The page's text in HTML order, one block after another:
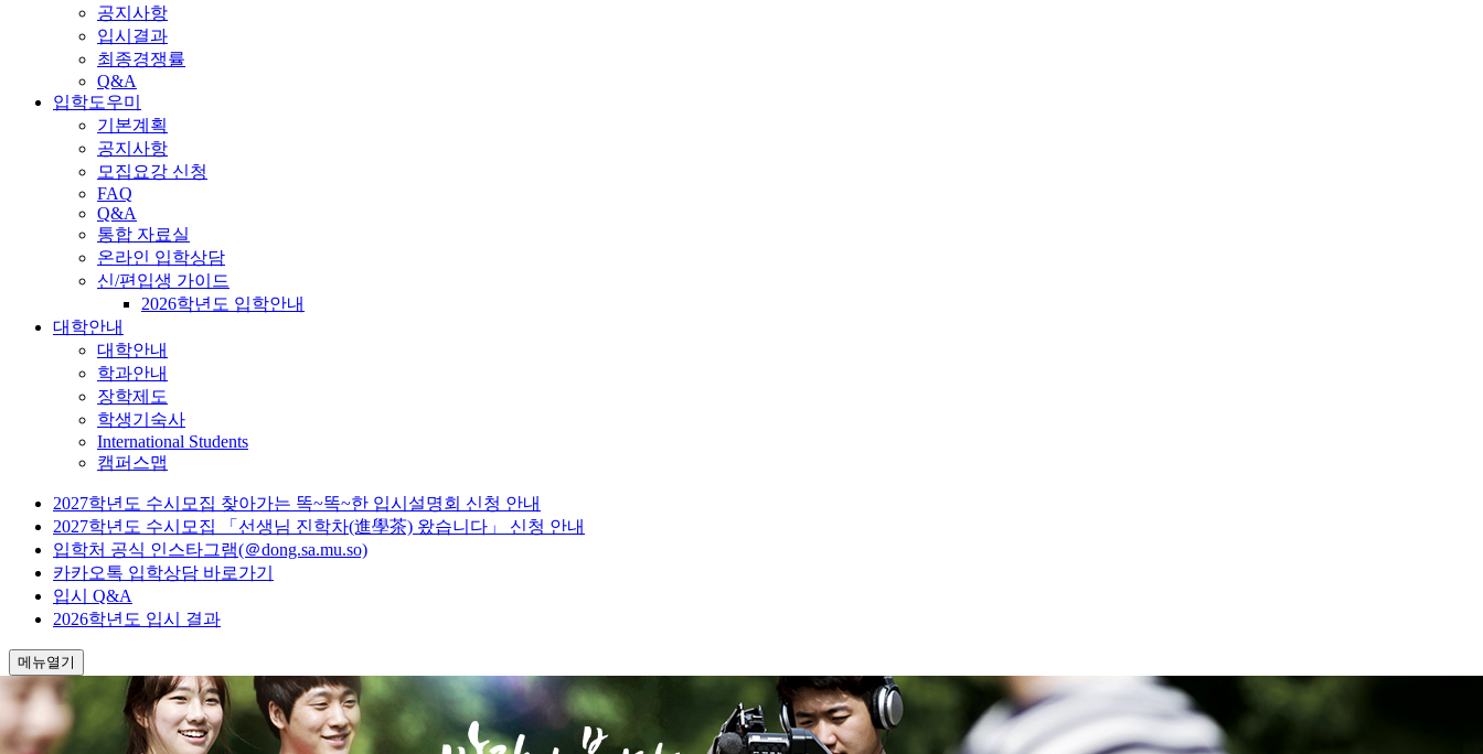
공지사항
입시결과
최종경쟁률
Q&A
입학도우미
기본계획
공지사항
모집요강 신청
FAQ
Q&A
통합 자료실
온라인 입학상담
신/편입생 가이드
2026학년도 입학안내
대학안내
대학안내
학과안내
장학제도
학생기숙사
International Students
캠퍼스맵
2027학년도 수시모집 찾아가는 똑~똑~한 입시설명회 신청 안내
2027학년도 수시모집 「선생님 진학차(進學茶) 왔습니다」 신청 안내
입학처 공식 인스타그램(＠dong.sa.mu.so)
카카오톡 입학상담 바로가기
입시 Q&A
2026학년도 입시 결과
메뉴열기